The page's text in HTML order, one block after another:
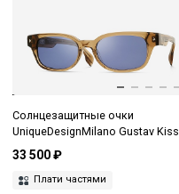
Солнцезащитные очки
UniqueDesignMilano Gustav Kiss
33 500 ₽
Плати частями